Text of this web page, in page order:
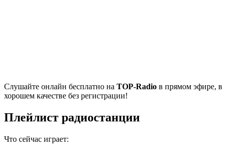
Cлушайте онлайн бесплатно на TOP-Radio в прямом эфире, в
хорошем качестве без регистрации!
Плейлист радиостанции
Что сейчас играет: